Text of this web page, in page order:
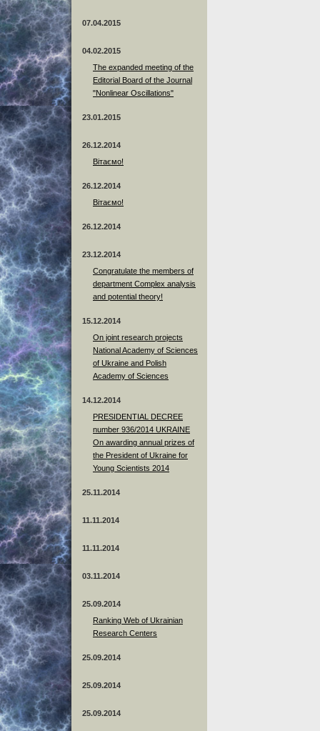
07.04.2015
04.02.2015
The expanded meeting of the
Editorial Board of the Journal
"Nonlinear Oscillations"
23.01.2015
26.12.2014
Вітаємо!
26.12.2014
Вітаємо!
26.12.2014
23.12.2014
Сongratulate the members of
department Complex analysis
and potential theory!
15.12.2014
On joint research projects
National Academy of Sciences
of Ukraine and Polish
Academy of Sciences
14.12.2014
PRESIDENTIAL DECREE
number 936/2014 UKRAINE
On awarding annual prizes of
the President of Ukraine for
Young Scientists 2014
25.11.2014
11.11.2014
11.11.2014
03.11.2014
25.09.2014
Ranking Web of Ukrainian
Research Centers
25.09.2014
25.09.2014
25.09.2014